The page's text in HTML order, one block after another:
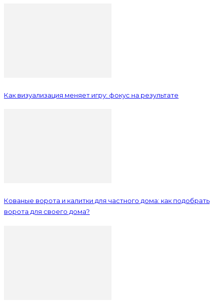
Как визуализация меняет игру: фокус на результате
Кованые ворота и калитки для частного дома: как подобрать
ворота для своего дома?